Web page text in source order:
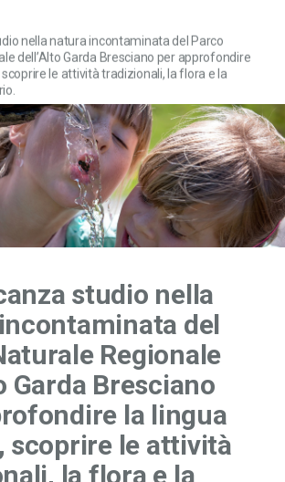
nella natura incontaminata del Parco
dell’Alto Garda Bresciano per approfondire
le attività tradizionali, la flora e la
studio nella
del
Regionale
Garda Bresciano
la lingua
scoprire le attività
la flora e la